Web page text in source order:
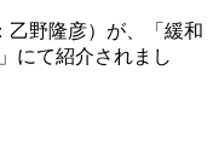
乙野隆彦）が、「緩和
にて紹介されまし